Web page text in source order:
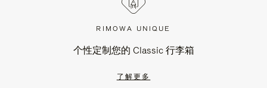
RIMOWA UNIQUE
个性定制您的 Classic 行李箱
了解更多